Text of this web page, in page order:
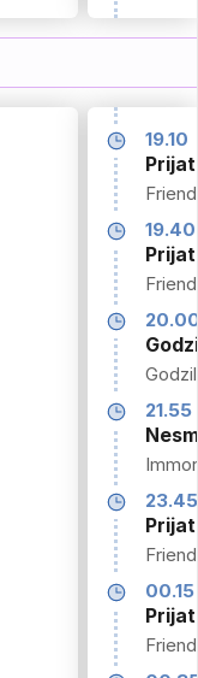
19.10
19.40
21.55
23.45
00.15